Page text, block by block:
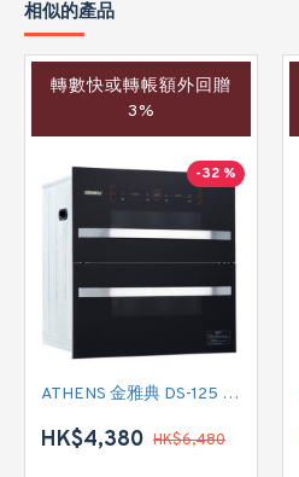
相似的產品
轉數快或轉帳額外回贈
3%
-32 %
ATHENS 金雅典 DS-125 嵌入式消毒櫃
HK$4,380 HK$6,480